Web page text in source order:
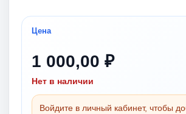
Цена
1 000,00 ₽
Нет в наличии
Войдите в личный кабинет, чтобы